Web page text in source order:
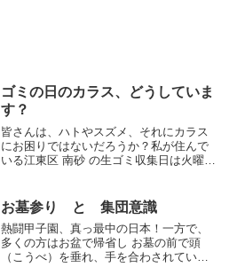
ゴミの日のカラス、どうしていま
す？
皆さんは、ハトやスズメ、それにカラス
にお困りではないだろうか？私が住んで
いる江東区 南砂 の生ゴミ収集日は火曜日
いるので、毎朝カラスやハトにスズメが
乱痴気騒ぎを起こして...
お墓参り と 集団意識
熱闘甲子園、真っ最中の日本！一方で、
多くの方はお盆で帰省し お墓の前で頭
（こうべ）を垂れ、手を合わされていま